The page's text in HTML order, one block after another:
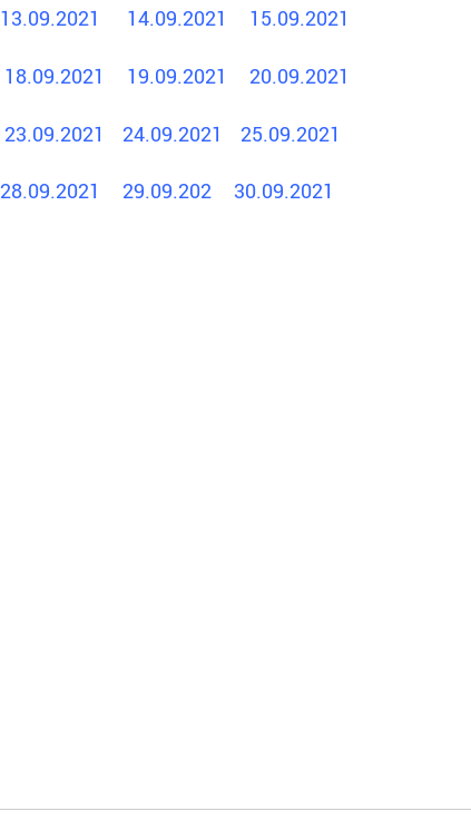
13.09.2021 14.09.2021 15.09.2021
18.09.2021 19.09.2021 20.09.2021
23.09.2021 24.09.2021 25.09.2021
28.09.2021 29.09.202 30.09.2021